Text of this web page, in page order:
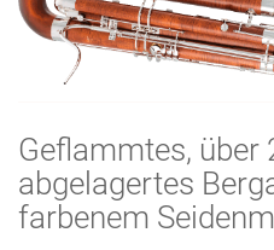
Geflammtes, über
abgelagertes
farbenem